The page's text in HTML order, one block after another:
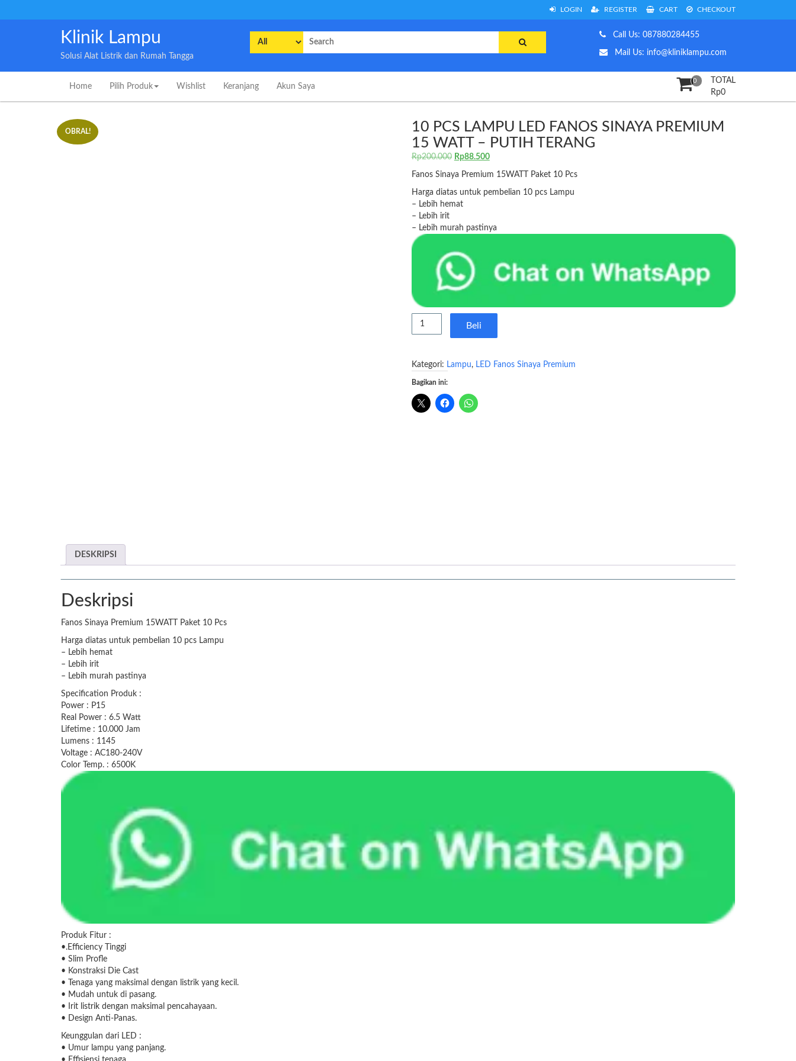
LOGIN REGISTER CART CHECKOUT
Klinik Lampu
Solusi Alat Listrik dan Rumah Tangga
Search
Call Us: 087880284455
Mail Us: info@kliniklampu.com
0
TOTAL
Rp0
Home Pilih Produk Wishlist Keranjang Akun Saya
OBRAL!
10 PCS LAMPU LED FANOS SINAYA PREMIUM
15 WATT – PUTIH TERANG
Rp200.000 Harga
Rp200.000.
Rp88.500Harga
adalah:
Fanos Sinaya Premium 15WATT Paket 10 Pcs
Harga diatas untuk pembelian 10 pcs Lampu
– Lebih hemat
– Lebih irit
– Lebih murah pastinya
Kuantitas
Led
Fanos
Premium
15
Beli
Kategori: Lampu, LED Fanos Sinaya Premium
Bagikan ini:
DESKRIPSI
Deskripsi
Fanos Sinaya Premium 15WATT Paket 10 Pcs
Harga diatas untuk pembelian 10 pcs Lampu
– Lebih hemat
– Lebih irit
– Lebih murah pastinya
Specification Produk :
Power : P15
Real Power : 6.5 Watt
Lifetime : 10.000 Jam
Lumens : 1145
Voltage : AC180-240V
Color Temp. : 6500K
Produk Fitur :
•.Efficiency Tinggi
• Slim Profle
• Konstraksi Die Cast
• Tenaga yang maksimal dengan listrik yang kecil.
• Mudah untuk di pasang.
• Irit listrik dengan maksimal pencahayaan.
• Design Anti-Panas.
Keunggulan dari LED :
• Umur lampu yang panjang.